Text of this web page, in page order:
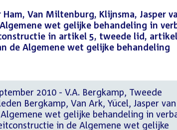
Van Miltenburg, Klijnsma, Jasper
wet gelijke behandeling in
in artikel 5, tweede lid,
de Algemene wet gelijke behandeling
2010 - V.A. Bergkamp, Tweede
Van Ark, Yücel, Jasper van
wet gelijke behandeling in
in de Algemene wet gelijke